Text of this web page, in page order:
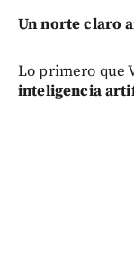
Un norte claro
Lo primero que
inteligencia